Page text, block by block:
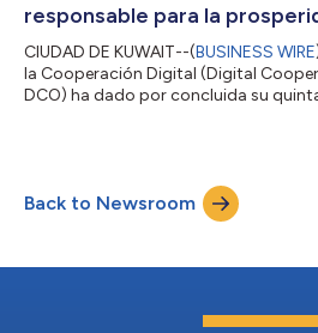
responsable para la
CIUDAD DE KUWAIT--(BUSINESS WIRE
la Cooperación Digital (Digital
DCO) ha dado por concluida su
inclusiva, confiable y escalable en la
días 4 y 5 de febrero de 2026 bajo la
Back to Newsroom